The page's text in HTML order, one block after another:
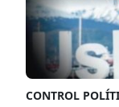
CONTROL